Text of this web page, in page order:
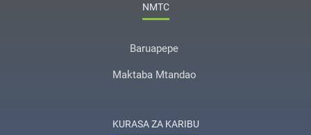
NMTC
Baruapepe
Maktaba Mtandao
KURASA ZA KARIBU